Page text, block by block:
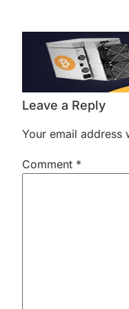
Leave a Reply
Your email address
Comment *